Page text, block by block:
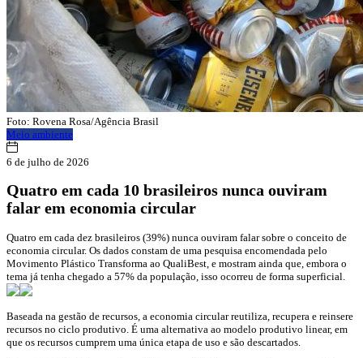
Foto: Rovena Rosa/Agência Brasil
Meio ambiente
6 de julho de 2026
Quatro em cada 10 brasileiros nunca ouviram
falar em economia circular
Quatro em cada dez brasileiros (39%) nunca ouviram falar sobre o conceito de
economia circular. Os dados constam de uma pesquisa encomendada pelo
Movimento Plástico Transforma ao QualiBest, e mostram ainda que, embora o
tema já tenha chegado a 57% da população, isso ocorreu de forma superficial.
Baseada na gestão de recursos, a economia circular reutiliza, recupera e reinsere
recursos no ciclo produtivo. É uma alternativa ao modelo produtivo linear, em
que os recursos cumprem uma única etapa de uso e são descartados.